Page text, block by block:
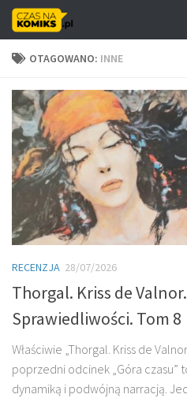
Skip to content
OTAGOWANO: INNE
RECENZJA 28/07/2026
Thorgal. Kriss de
Sprawiedliwości. Tom 8
Właściwie „Thorgal. Kriss de
poprzedni odcinek „Góra czasu”
dynamiką i podwójną narracją.